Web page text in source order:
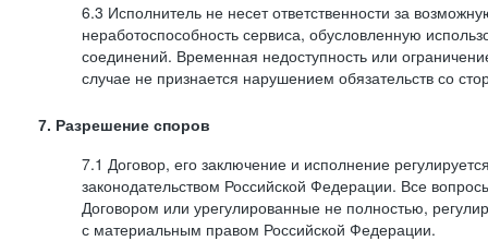
6.3 Исполнитель не несет ответственности за
неработоспособность сервиса, обусловленную
соединений. Временная недоступность или
случае не признается нарушением обязательств со
7. Разрешение споров
7.1 Договор, его заключение и исполнение
законодательством Российской Федерации. Все
Договором или урегулированные не полностью,
с материальным правом Российской Федерации.